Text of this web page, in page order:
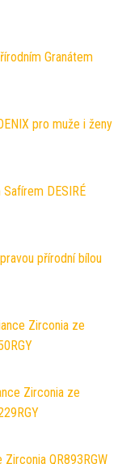
Granátem
pro muže i ženy
DESIRÉ
přírodní bílou
Zirconia ze
Zirconia ze
QR893RGW